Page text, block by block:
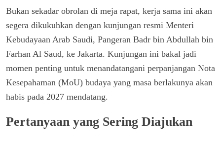
Bukan sekadar obrolan di meja rapat, kerja sama ini akan
segera dikukuhkan dengan kunjungan resmi Menteri
Kebudayaan Arab Saudi, Pangeran Badr bin Abdullah bin
Farhan Al Saud, ke Jakarta. Kunjungan ini bakal jadi
momen penting untuk menandatangani perpanjangan Nota
Kesepahaman (MoU) budaya yang masa berlakunya akan
habis pada 2027 mendatang.
Pertanyaan yang Sering Diajukan